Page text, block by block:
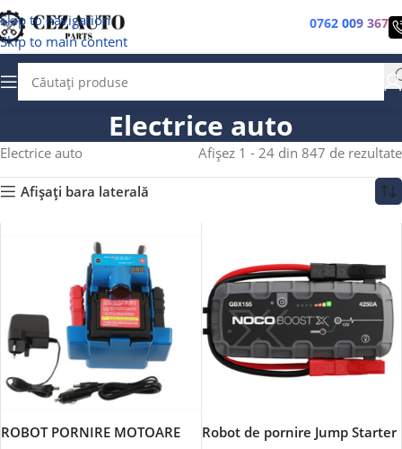
Skip to navigation
Skip to main content
0762 009 367
Electrice auto
Electrice auto Afișez 1 - 24 din 847 de rezultate
Afișați bara laterală
ROBOT PORNIRE MOTOARE
Robot de pornire Jump Starter